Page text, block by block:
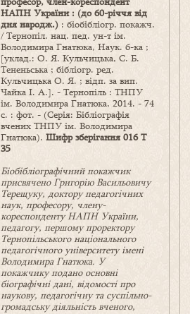
НАПН України : (до 60-річчя від
дня народж.) : біобібліогр. покажч.
/ Тернопіл. нац. пед. ун-т ім.
Володимира Гнатюка, Наук. б-ка ;
[уклад.: О. Я. Кульчицька, С. Б.
Тененьська ; бібліогр. ред.
Кульчицька О. Я. ; відп. за вип.
Чайка І. А.]. - Тернопіль : ТНПУ
ім. Володимира Гнатюка, 2014. - 74
с. : фот. - (Серія: Бібліографія
вчених ТНПУ ім. Володимира
Гнатюка). Шифр зберігання 016 Т
35
Біобібліографічний покажчик
присвячено Григорію Васильовичу
Терещуку, доктору педагогічних
наук, професору, члену-
кореспонденту НАПН України,
педагогу, першому проректору
Тернопільського національного
педагогічного університету імені
Володимира Гнатюка. У
покажчику подано основні
біографічні дані, відомості про
наукову, педагогічну та суспільно-
громадську діяльність вченого,